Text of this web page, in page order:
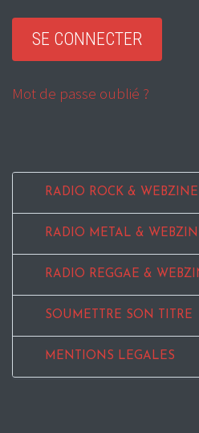
Mot de passe oublié ?
RADIO ROCK &
RADIO METAL &
RADIO REGGAE &
SOUMETTRE SON TITRE
MENTIONS LEGALES